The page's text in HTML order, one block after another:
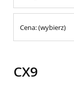
Cena: (wybierz)
CX9